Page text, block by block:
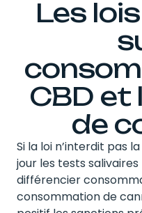
Les
CBD et
de
Si la loi n’interdit pas
jour les tests
différencier
consommation de